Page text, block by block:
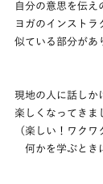
自分の意思を伝え
ヨガのインストラ
似ている部分があ
現地の人に話しか
楽しくなってきま
（楽しい！ワクワ
何かを学ぶとき